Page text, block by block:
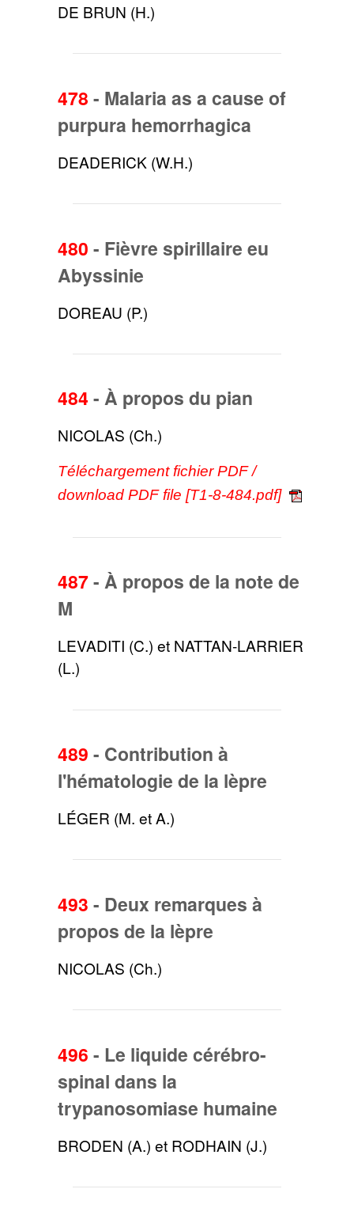
DE BRUN (H.)
478 - Malaria as a cause of
purpura hemorrhagica
DEADERICK (W.H.)
480 - Fièvre spirillaire eu
Abyssinie
DOREAU (P.)
484 -À propos du pian
NICOLAS (Ch.)
Téléchargement fichier PDF /
download PDF file [T1-8-484.pdf]
487-À propos de la note de
M
LEVADITI (C.) et NATTAN-LARRIER
(L.)
489 - Contribution à
l'hématologie de la lèpre
LÉGER (M. et A.)
493 - Deux remarques à
propos de la lèpre
NICOLAS (Ch.)
496 - Le liquide cérébro-
spinal dans la
trypanosomiase humaine
BRODEN (A.) et RODHAIN (J.)